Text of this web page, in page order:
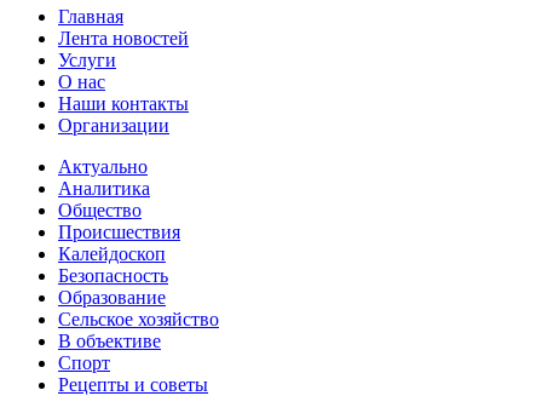
Главная
Лента новостей
Услуги
О нас
Наши контакты
Организации
Актуально
Аналитика
Общество
Происшествия
Калейдоскоп
Безопасность
Образование
Сельское хозяйство
В объективе
Спорт
Рецепты и советы